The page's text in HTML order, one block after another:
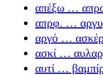
απέξω …
απρφ. …
αργό …
ασκί …
αυτί …